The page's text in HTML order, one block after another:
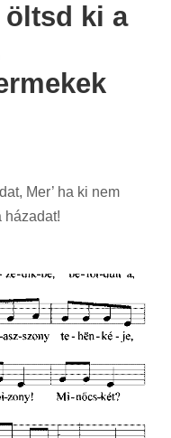
öltsd ki a
Mer’ ha ki nem
házadat!